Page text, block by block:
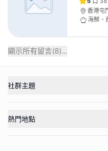
香港屯
樓
海鮮、
顯示所有留言(8)...
社群主題
熱門地點